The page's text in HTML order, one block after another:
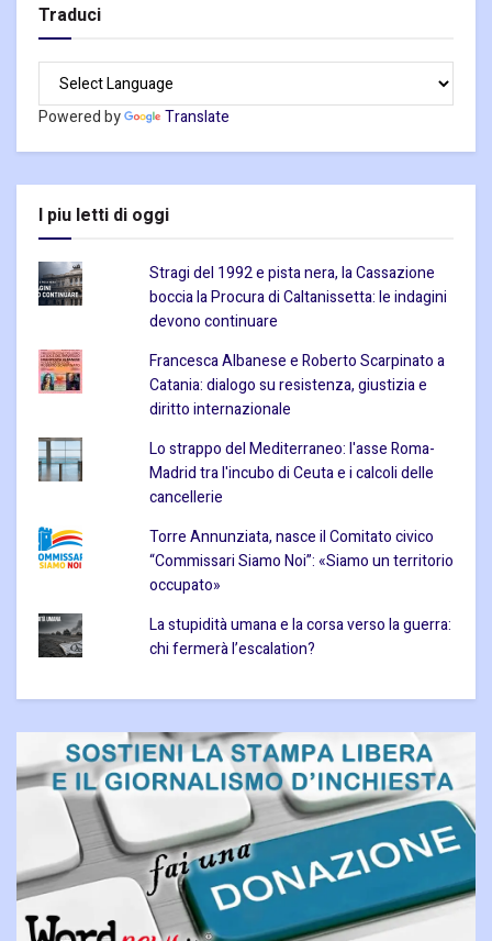
Traduci
Powered by Translate
I piu letti di oggi
Stragi del 1992 e pista nera, la Cassazione
boccia la Procura di Caltanissetta: le indagini
devono continuare
Francesca Albanese e Roberto Scarpinato a
Catania: dialogo su resistenza, giustizia e
diritto internazionale
Lo strappo del Mediterraneo: l'asse Roma-
Madrid tra l'incubo di Ceuta e i calcoli delle
cancellerie
Torre Annunziata, nasce il Comitato civico
“Commissari Siamo Noi”: «Siamo un territorio
occupato»
La stupidità umana e la corsa verso la guerra:
chi fermerà l’escalation?